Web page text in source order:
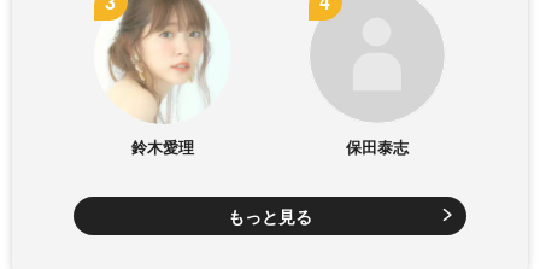
鈴木愛理 保田泰志
もっと見る